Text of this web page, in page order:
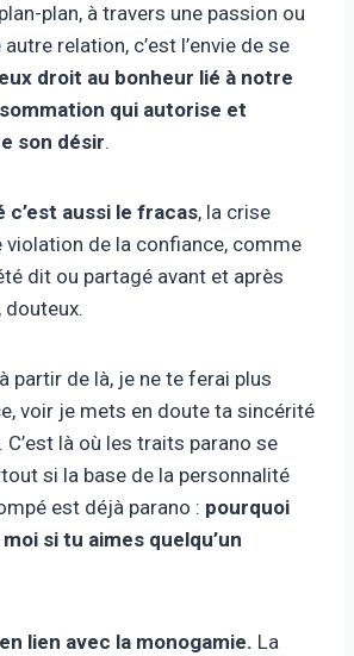
plan, à travers une passion ou
relation, c’est l’envie de se
droit au bonheur lié à notre
qui autorise et
son désir.
c’est aussi le fracas, la crise
violation de la confiance, comme
dit ou partagé avant et après
douteux.
partir de là, je ne te ferai plus
voir je mets en doute ta sincérité
là où les traits parano se
si la base de la personnalité
est déjà parano : pourquoi
si tu aimes quelqu’un
lien avec la monogamie. La